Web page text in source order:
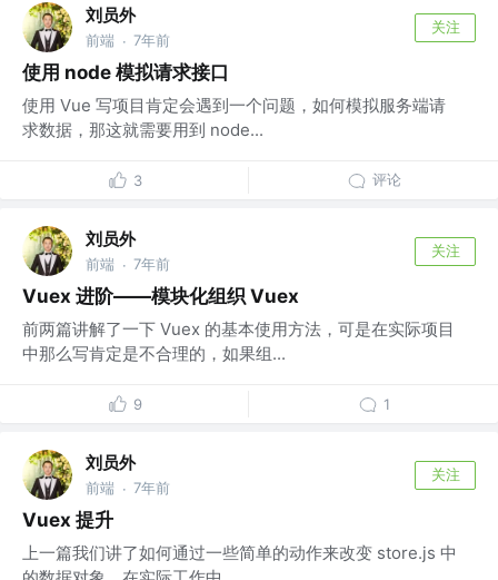
刘员外
前端 · 7年前
关注
使用 node 模拟请求接口
使用 Vue 写项目肯定会遇到一个问题，如何模拟服务端请
求数据，那这就需要用到 node...
3 评论
刘员外
前端 · 7年前
关注
Vuex 进阶——模块化组织 Vuex
前两篇讲解了一下 Vuex 的基本使用方法，可是在实际项目
中那么写肯定是不合理的，如果组...
9 1
刘员外
前端 · 7年前
关注
Vuex 提升
上一篇我们讲了如何通过一些简单的动作来改变 store.js 中